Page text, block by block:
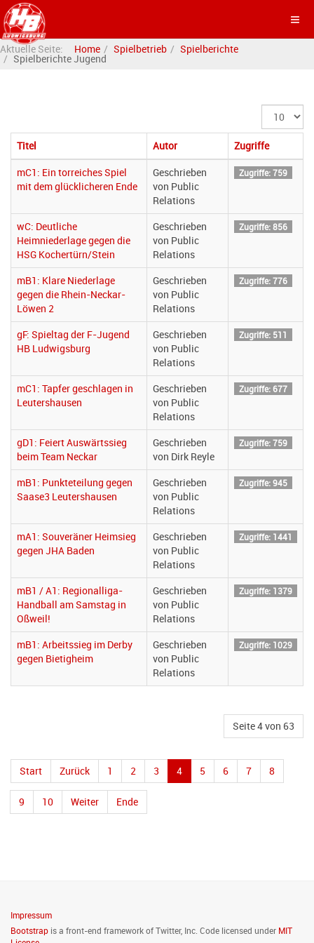
Aktuelle Seite: Home Spielbetrieb Spielberichte
Spielberichte Jugend
Anzeige
#
Titel
Autor
Zugriffe
mC1: Ein torreiches Spiel
mit dem glücklicheren Ende
Geschrieben
von Public
Relations
Zugriffe: 759
wC: Deutliche
Heimniederlage gegen die
HSG Kochertürn/Stein
Geschrieben
von Public
Relations
Zugriffe: 856
mB1: Klare Niederlage
gegen die Rhein-Neckar-
Löwen 2
Geschrieben
von Public
Relations
Zugriffe: 776
gF: Spieltag der F-Jugend
HB Ludwigsburg
Geschrieben
von Public
Relations
Zugriffe: 511
mC1: Tapfer geschlagen in
Leutershausen
Geschrieben
von Public
Relations
Zugriffe: 677
gD1: Feiert Auswärtssieg
beim Team Neckar
Geschrieben
von Dirk Reyle
Zugriffe: 759
mB1: Punkteteilung gegen
Saase3 Leutershausen
Geschrieben
von Public
Relations
Zugriffe: 945
mA1: Souveräner Heimsieg
gegen JHA Baden
Geschrieben
von Public
Relations
Zugriffe: 1441
mB1 / A1: Regionalliga-
Handball am Samstag in
Oßweil!
Geschrieben
von Public
Relations
Zugriffe: 1379
mB1: Arbeitssieg im Derby
gegen Bietigheim
Geschrieben
von Public
Relations
Zugriffe: 1029
Seite 4 von 63
Start Zurück 1 2 3 4 5 6 7 8
9 10 Weiter Ende
Impressum
Bootstrap is a front-end framework of Twitter, Inc. Code licensed under MIT